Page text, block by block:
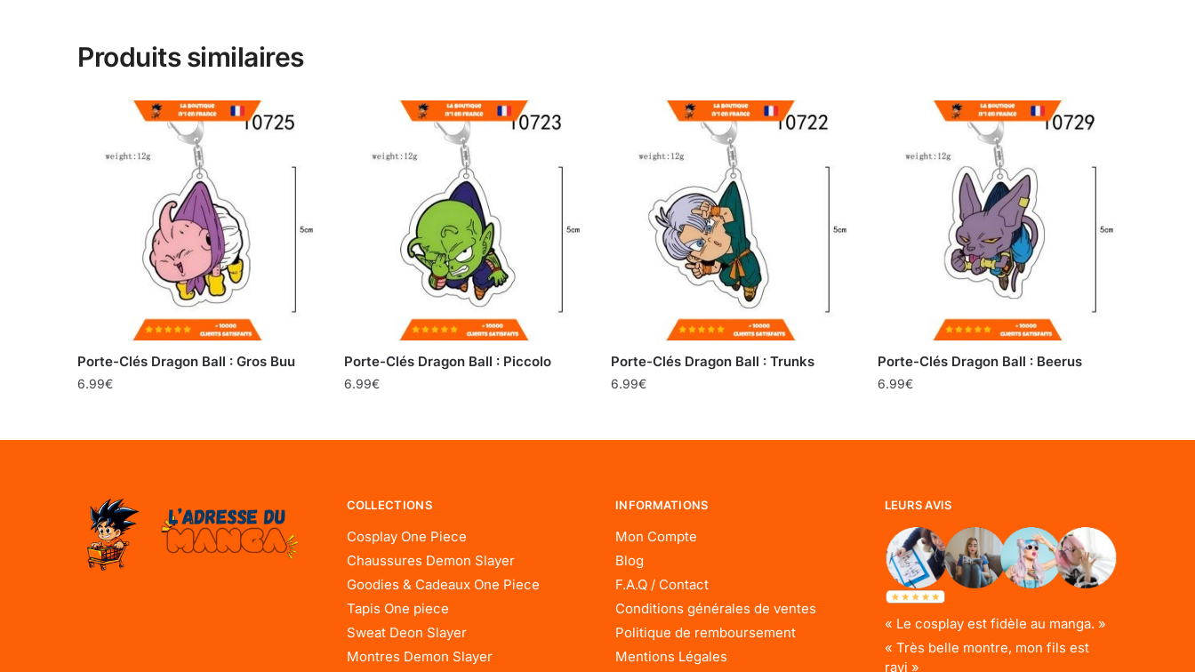
Produits similaires
Porte-Clés Dragon Ball : Gros Buu
6.99€
Porte-Clés Dragon Ball : Piccolo
6.99€
Porte-Clés Dragon Ball : Trunks
6.99€
Porte-Clés Dragon Ball : Beerus
6.99€
COLLECTIONS
Cosplay One Piece
Chaussures Demon Slayer
Goodies & Cadeaux One Piece
Tapis One piece
Sweat Deon Slayer
Montres Demon Slayer
INFORMATIONS
Mon Compte
Blog
F.A.Q / Contact
Conditions générales de ventes
Politique de remboursement
Mentions Légales
LEURS AVIS
« Le cosplay est fidèle au manga. »
« Très belle montre, mon fils est
ravi »